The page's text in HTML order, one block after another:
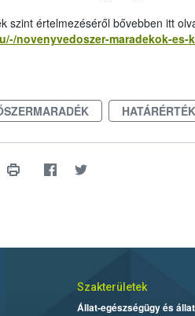
szint értelmezéséről bővebben itt
novenyvedoszer-maradekok-es-
HATÁRÉRTÉK
Szakterületek
Állat-egészségügy és